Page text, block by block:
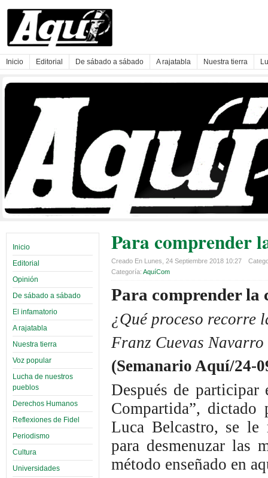
Inicio Editorial De sábado a sábado A rajatabla Nuestra tierra
Inicio
Editorial
Opinión
De sábado a sábado
El infamatorio
A rajatabla
Nuestra tierra
Voz popular
Lucha de nuestros
pueblos
Derechos Humanos
Reflexiones de Fidel
Periodismo
Cultura
Universidades
Para comprender
Creado En Lunes, 24 Septiembre 2018 10:27
Categoría: AquíCom
Para comprender
¿Qué proceso
Franz Cuevas Navarro
(Semanario Aquí/24-
Después de participar
Compartida”,
Luca Belcastro, se le
para desmenuzar las
método enseñado en